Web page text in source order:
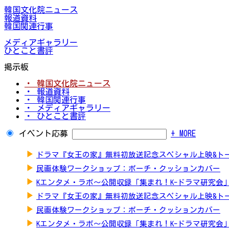
韓国文化院ニュース
報道資料
韓国関連行事
メディアギャラリー
ひとこと書評
掲示板
・ 韓国文化院ニュース
・ 報道資料
・ 韓国関連行事
・ メディアギャラリー
・ ひとこと書評
イベント応募 + MORE
▶ ドラマ『女王の家』無料初放送記念スペシャル上映&ト
▶ 民画体験ワークショップ：ポーチ・クッションカバー
▶ Kエンタメ・ラボ～公開収録「集まれ！K-ドラマ研究会」
▶ ドラマ『女王の家』無料初放送記念スペシャル上映&ト
▶ 民画体験ワークショップ：ポーチ・クッションカバー
▶ Kエンタメ・ラボ～公開収録「集まれ！K-ドラマ研究会」